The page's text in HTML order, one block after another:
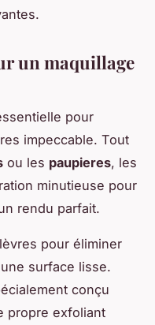
un maquillage
pour
impeccable. Tout
ou les paupieres, les
minutieuse pour
rendu parfait.
pour éliminer
surface lisse.
conçu
propre exfoliant